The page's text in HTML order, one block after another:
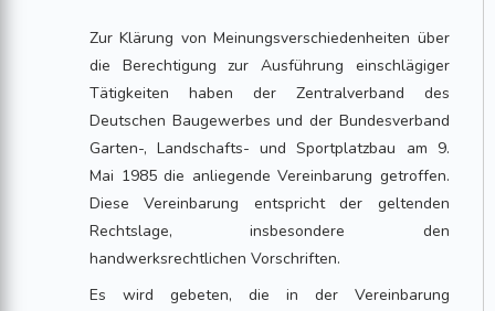
Zur Klärung von Meinungsverschiedenheiten über
die Berechtigung zur Ausführung einschlägiger
Tätigkeiten haben der Zentralverband des
Deutschen Baugewerbes und der Bundesverband
Garten-, Landschafts- und Sportplatzbau am 9.
Mai 1985 die anliegende Vereinbarung getroffen.
Diese Vereinbarung entspricht der geltenden
Rechtslage, insbesondere den
handwerksrechtlichen Vorschriften.
Es wird gebeten, die in der Vereinbarung